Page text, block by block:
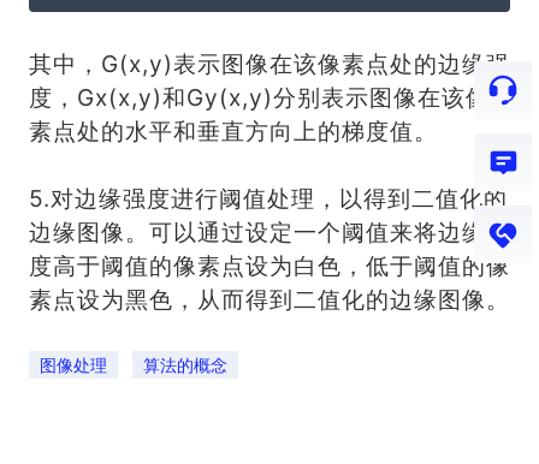
其中，G(x,y)表示图像在该像素点处的边缘强
度，Gx(x,y)和Gy(x,y)分别表示图像在该像
素点处的水平和垂直方向上的梯度值。
5.对边缘强度进行阈值处理，以得到二值化的
边缘图像。可以通过设定一个阈值来将边缘强
度高于阈值的像素点设为白色，低于阈值的像
素点设为黑色，从而得到二值化的边缘图像。
图像处理 算法的概念